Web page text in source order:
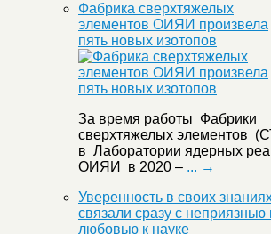
Фабрика сверхтяжелых
элементов ОИЯИ произвела
пять новых изотопов
За время работы Фабрики
сверхтяжелых элементов
в Лаборатории ядерных
ОИЯИ в 2020 – ... →
Уверенность в своих
связали сразу с неприязнью
любовью к науке